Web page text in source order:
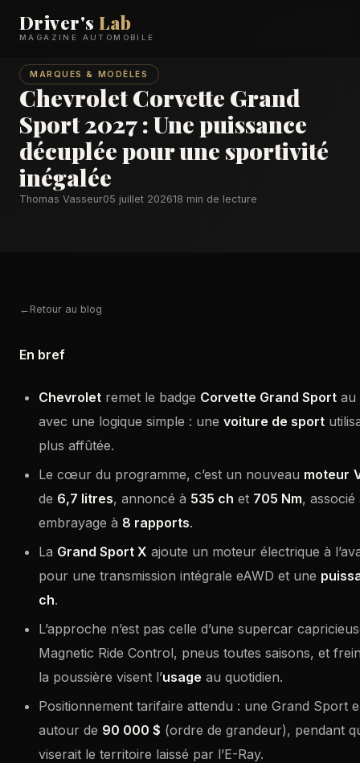
Driver'sLab
MAGAZINE AUTOMOBILE
MARQUES & MODÈLES
Chevrolet Corvette Grand
Sport 2027 : Une puissance
décuplée pour une sportivité
inégalée
Thomas Vasseur05 juillet 202618 min de lecture
Retour au blog
En bref
Chevrolet remet le badge Corvette Grand Sport au
avec une logique simple : une voiture de sport
plus affûtée.
Le cœur du programme, c’est un nouveau moteur
de 6,7 litres, annoncé à 535 ch et 705 Nm,
embrayage à 8 rapports.
La Grand Sport X ajoute un moteur électrique à
pour une transmission intégrale eAWD et une
ch.
L’approche n’est pas celle d’une supercar
Magnetic Ride Control, pneus toutes saisons, et
la poussière visent l’usage au quotidien.
Positionnement tarifaire attendu : une Grand Sport
autour de 90 000 $ (ordre de grandeur), pendant
viserait le territoire laissé par l’E-Ray.